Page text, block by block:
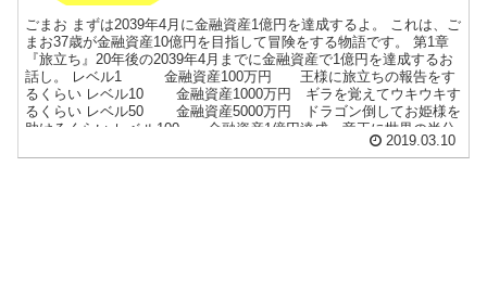
ごまお まずは2039年4月に金融資産1億円を達成するよ。 これは、ご
まお37歳が金融資産10億円を目指して冒険をする物語です。 第1章
『旅立ち』20年後の2039年4月までに金融資産で1億円を達成するお
話し。 レベル1 金融資産100万円 王様に旅立ちの報告をす
るくらい レベル10 金融資産1000万円 ギラを覚えてウキウキす
るくらい レベル50 金融資産5000万円 ドラゴン倒してお姫様を
助けるくらい レベル100 金融資産1億円達成 竜王に世界の半分
をもらう。 2019年3月現在 レベル2 武器はこんぼう！防具はたびび
との服。アルミラージ強いじゃんのレベル。 ゲーム設定
2019.03.10